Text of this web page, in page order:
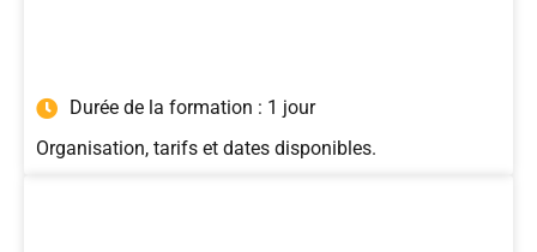
Durée de la formation : 1 jour
Organisation, tarifs et dates disponibles.